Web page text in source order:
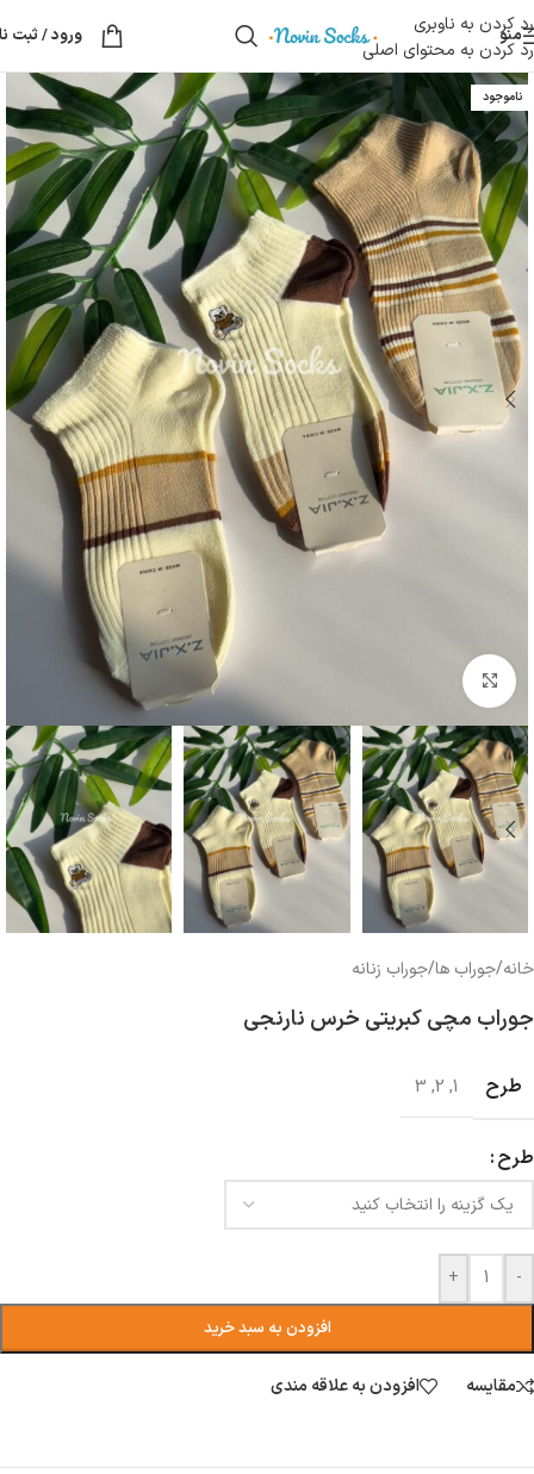
رد کردن به ناوبری
رد کردن به محتوای اصلی
منو ورود / ثبت
ناموجود
بزرگنمایی تصویر
خانه/جوراب ها/جوراب زنانه
جوراب مچی کبریتی خرس نارنجی
طرح 1
,
2
,
3
طرح
-
+
افزودن به سبد خرید
مقایسه افزودن به علاقه مندی